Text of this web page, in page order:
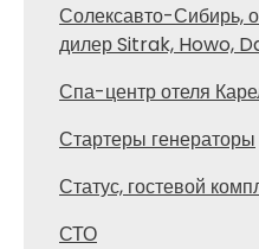
Солексавто-Сибирь,
дилер Sitrak, Howo,
Спа-центр отеля
Стартеры генераторы
Статус, гостевой
СТО